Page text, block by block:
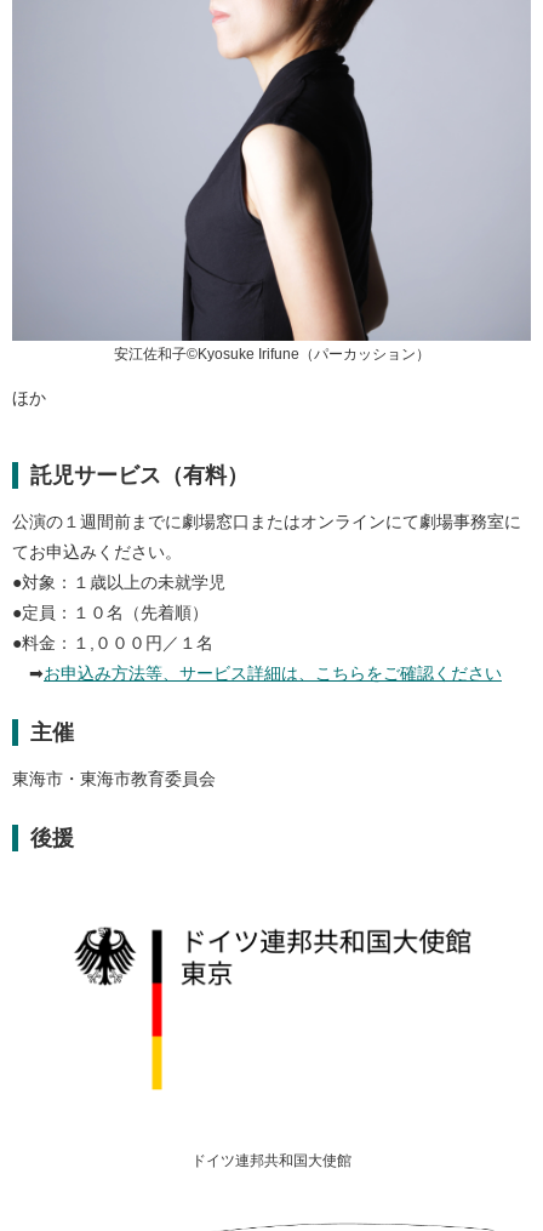
安江佐和子©Kyosuke Irifune（パーカッション）
ほか
託児サービス（有料）
公演の１週間前までに劇場窓口またはオンラインにて劇場事務室に
てお申込みください。
●対象：１歳以上の未就学児
●定員：１０名（先着順）
●料金：１,０００円／１名
➡お申込み方法等、サービス詳細は、こちらをご確認ください
主催
東海市・東海市教育委員会
後援
ドイツ連邦共和国大使館